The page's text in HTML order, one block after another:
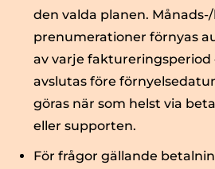
den valda planen.
prenumerationer förnyas
av varje faktureringsperiod
avslutas före
göras när som helst via
eller supporten.
För frågor gällande